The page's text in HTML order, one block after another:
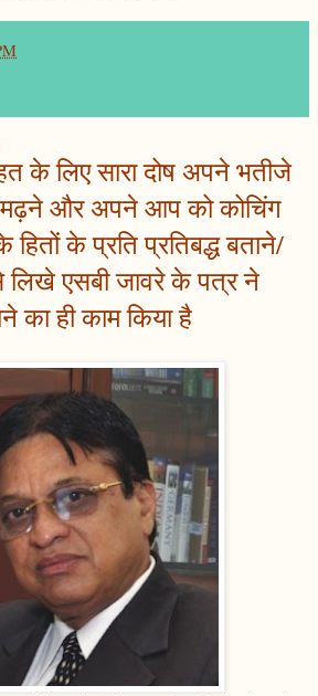
के लिए सारा दोष अपने भतीजे
और अपने आप को कोचिंग
हितों के प्रति प्रतिबद्ध बताने/
लिखे एसबी जावरे के पत्र ने
का ही काम किया है